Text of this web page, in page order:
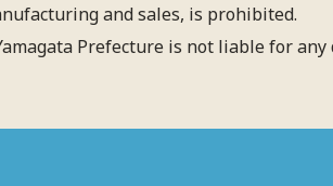
and sales, is prohibited.
Prefecture is not liable for any